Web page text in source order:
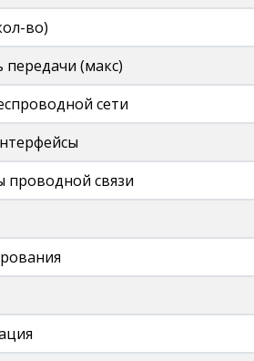
во)
(макс)
сети
проводной связи